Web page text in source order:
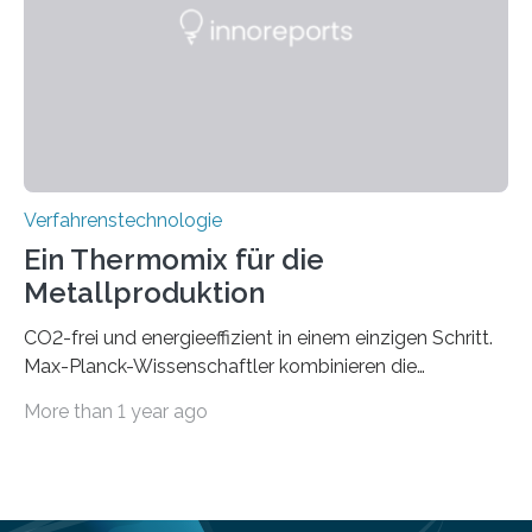
Tieftemperaturumgebung ist unerlässlich zur
Verfahrenstechnologie
Ein Thermomix für die
Metallproduktion
CO2-frei und energieeffizient in einem einzigen Schritt.
Max-Planck-Wissenschaftler kombinieren die
von Metallen und Legierungen in einem einzigen,
More than 1 year ago